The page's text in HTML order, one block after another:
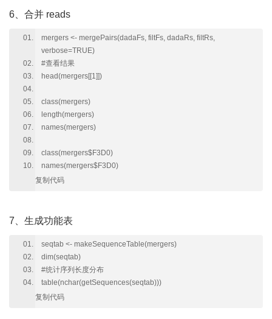
6、合并 reads
mergers <- mergePairs(dadaFs, filtFs, dadaRs, filtRs,
verbose=TRUE)
#查看结果
head(mergers[[1]])
class(mergers)
length(mergers)
names(mergers)
class(mergers$F3D0)
names(mergers$F3D0)
复制代码
7、生成功能表
seqtab <- makeSequenceTable(mergers)
dim(seqtab)
#统计序列长度分布
table(nchar(getSequences(seqtab)))
复制代码